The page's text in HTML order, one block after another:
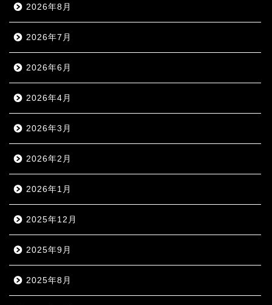
2026年8月
2026年7月
2026年6月
2026年4月
2026年3月
2026年2月
2026年1月
2025年12月
2025年9月
2025年8月